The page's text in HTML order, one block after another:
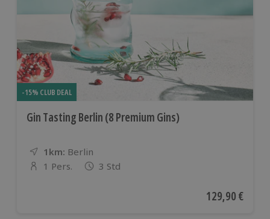
-15% CLUB DEAL
Gin Tasting Berlin (8 Premium Gins)
1km: Entfernung
Standort
Berlin
Anzahl der Teilnehmer
1 Pers. 3 Std
Aktueller Preis
129,90 €